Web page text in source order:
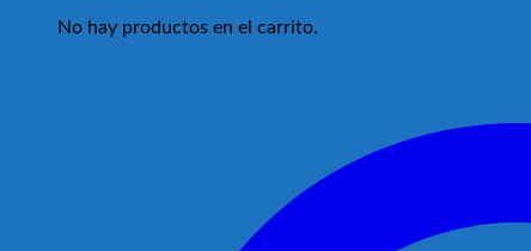
No hay productos en el carrito.